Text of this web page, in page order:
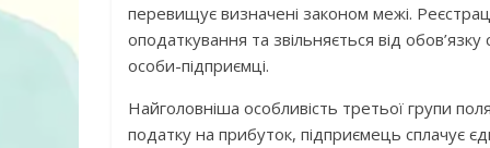
перевищує визначені законом межі.
оподаткування та звільняється від обов’язку
особи-підприємці.
Найголовніша особливість третьої групи
податку на прибуток, підприємець сплачує